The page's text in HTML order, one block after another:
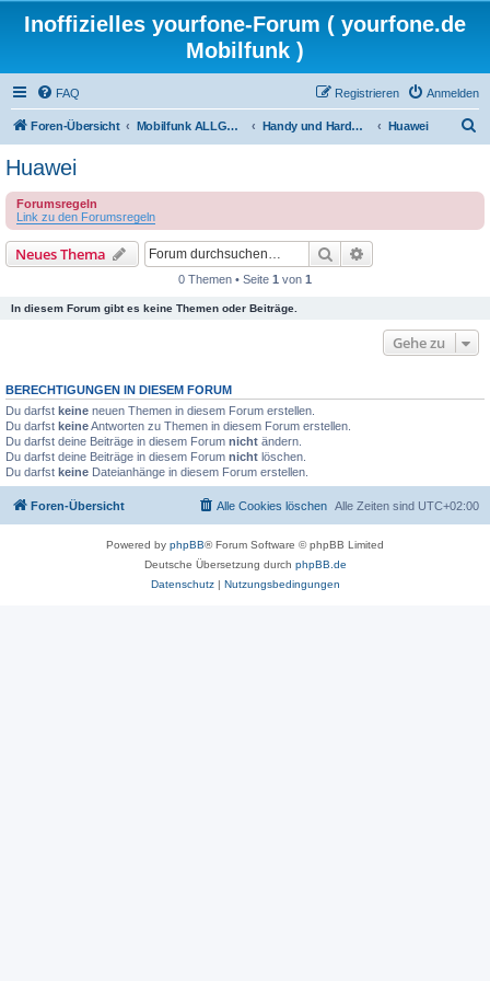
Inoffizielles yourfone-Forum ( yourfone.de
Mobilfunk )
FAQ Anmelden
Registrieren
Foren-Übersicht Mobilfunk ALLGEMEIN Handy und Hardware (Herstellerforen) Huawei
e
Huawei
Forumsregeln
Link zu den Forumsregeln
Neues Thema Suche
0 Themen • Seite 1 von 1
In diesem Forum gibt es keine Themen oder Beiträge.
Gehe zu
BERECHTIGUNGEN IN DIESEM FORUM
Du darfst keine neuen Themen in diesem Forum erstellen.
Du darfst keineAntworten zu Themen in diesem Forum erstellen.
Du darfst deine Beiträge in diesem Forum nicht ändern.
Du darfst deine Beiträge in diesem Forum nicht löschen.
Du darfst keine Dateianhänge in diesem Forum erstellen.
Foren-Übersicht Alle Zeiten sind UTC+02:00
Alle Cookies löschen
Powered by phpBB® Forum Software © phpBB Limited
Deutsche Übersetzung durch phpBB.de
Datenschutz| Nutzungsbedingungen